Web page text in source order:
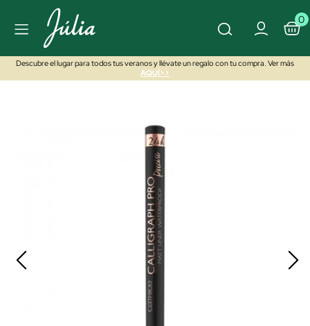
0
Descubre el lugar para todos tus veranos y llévate un regalo con tu compra. Ver más
AQUÍ>>